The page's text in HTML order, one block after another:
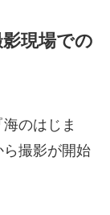
現場での
のはじま
ら撮影が開始